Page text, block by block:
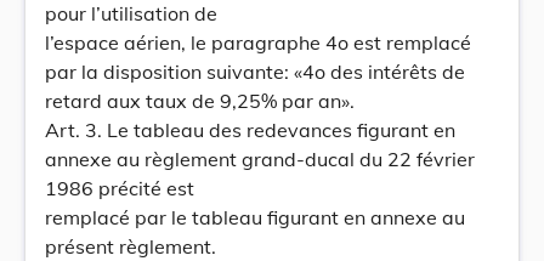
pour l’utilisation de
l’espace aérien, le paragraphe 4o est remplacé
par la disposition suivante: «4o des intérêts de
retard aux taux de 9,25% par an».
Art. 3. Le tableau des redevances figurant en
annexe au règlement grand-ducal du 22 février
1986 précité est
remplacé par le tableau figurant en annexe au
présent règlement.